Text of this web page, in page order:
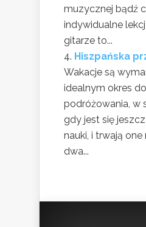
muzycznej bądź
indywidualne
gitarze to...
Hiszpańska
Wakacje są
idealnym okres do
podróżowania, w
gdy jest się
nauki, i trwają
dwa...